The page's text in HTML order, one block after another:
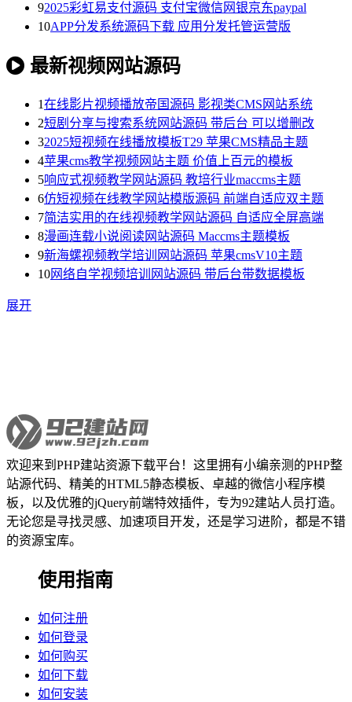
92025彩虹易支付源码 支付宝微信网银京东paypal
10APP分发系统源码下载 应用分发托管运营版
最新视频网站源码
1在线影片视频播放帝国源码 影视类CMS网站系统
2短剧分享与搜索系统网站源码 带后台 可以增删改
32025短视频在线播放模板T29 苹果CMS精品主题
4苹果cms教学视频网站主题 价值上百元的模板
5响应式视频教学网站源码 教培行业maccms主题
6仿短视频在线教学网站模版源码 前端自适应双主题
7简洁实用的在线视频教学网站源码 自适应全屏高端
8漫画连载小说阅读网站源码 Maccms主题模板
9新海螺视频教学培训网站源码 苹果cmsV10主题
10网络自学视频培训网站源码 带后台带数据模板
展开
欢迎来到PHP建站资源下载平台！这里拥有小编亲测的PHP整
站源代码、精美的HTML5静态模板、卓越的微信小程序模
板，以及优雅的jQuery前端特效插件，专为92建站人员打造。
无论您是寻找灵感、加速项目开发，还是学习进阶，都是不错
的资源宝库。
使用指南
如何注册
如何登录
如何购买
如何下载
如何安装